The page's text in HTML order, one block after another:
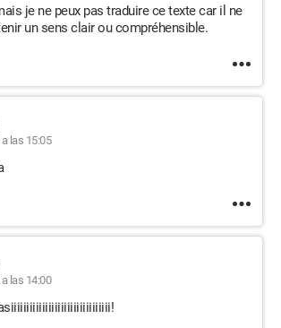
je ne peux pas traduire ce texte car il ne
un sens clair ou compréhensible.
las 15:05
las 14:00